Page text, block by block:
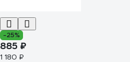
-25%
885 ₽
1 180 ₽